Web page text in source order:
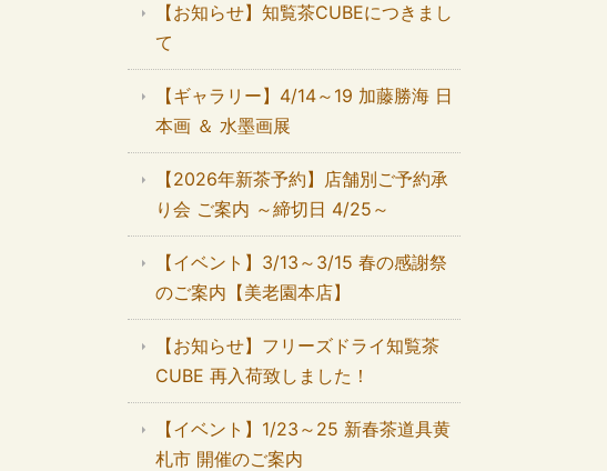
【お知らせ】知覧茶CUBEにつきまし
て
【ギャラリー】4/14～19 加藤勝海 日
本画 ＆ 水墨画展
【2026年新茶予約】店舗別ご予約承
り会 ご案内 ～締切日 4/25～
【イベント】3/13～3/15 春の感謝祭
のご案内【美老園本店】
【お知らせ】フリーズドライ知覧茶
CUBE 再入荷致しました！
【イベント】1/23～25 新春茶道具黄
札市 開催のご案内